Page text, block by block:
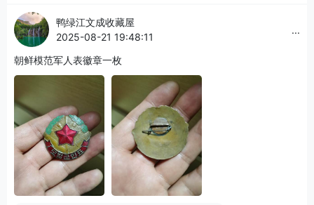
鸭绿江文成收藏屋
2025-08-21 19:48:11
...
朝鲜模范军人表徽章一枚